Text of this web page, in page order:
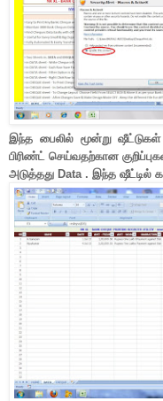
இந்த பைலில் மூன்று
பிரிண்ட் செய்வதற்கான
அடுத்தது Data . இந்த